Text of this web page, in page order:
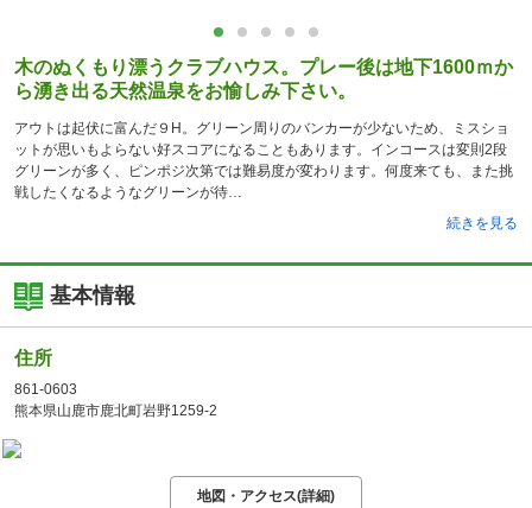
木のぬくもり漂うクラブハウス。プレー後は地下1600ｍか
ら湧き出る天然温泉をお愉しみ下さい。
アウトは起伏に富んだ９H。グリーン周りのバンカーが少ないため、ミスショ
ットが思いもよらない好スコアになることもあります。インコースは変則2段
グリーンが多く、ピンポジ次第では難易度が変わります。何度来ても、また挑
戦したくなるようなグリーンが待
続きを見る
基本情報
住所
861-0603
熊本県山鹿市鹿北町岩野1259-2
地図・アクセス(詳細)